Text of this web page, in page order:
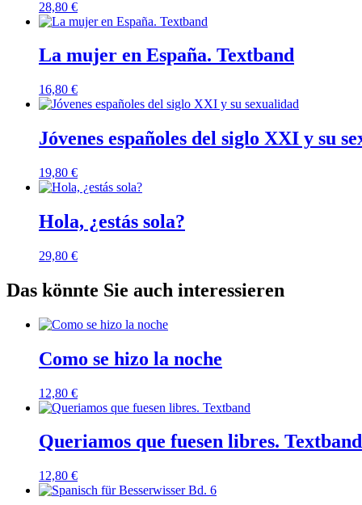
28,80 €
La mujer en España. Textband
16,80 €
Jóvenes españoles del siglo XXI y su
19,80 €
Hola, ¿estás sola?
29,80 €
Das könnte Sie auch interessieren
Como se hizo la noche
12,80 €
Queriamos que fuesen libres. Textband
12,80 €